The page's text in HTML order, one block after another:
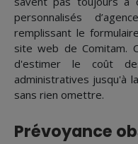
personnalisés
remplissant le
site web de Comitam.
d'estimer le coût
administratives jusqu'à
sans rien omettre.
Prévoyance